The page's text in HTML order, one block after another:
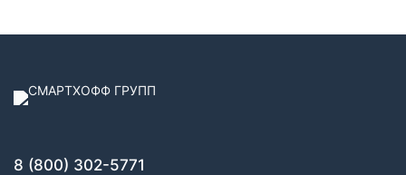
8 (800) 302-5771